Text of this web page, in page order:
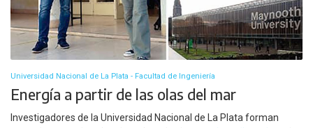
Universidad Nacional de La Plata - Facultad de Ingeniería
Energía a partir de las olas del mar
Investigadores de la Universidad Nacional de La Plata forman